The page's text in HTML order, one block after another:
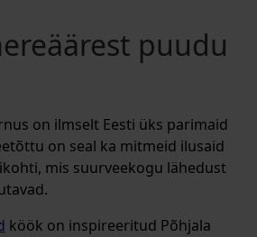
puudu
on ilmselt Eesti üks parimaid
on seal ka mitmeid ilusaid
mis suurveekogu lähedust
köök on inspireeritud Põhjala